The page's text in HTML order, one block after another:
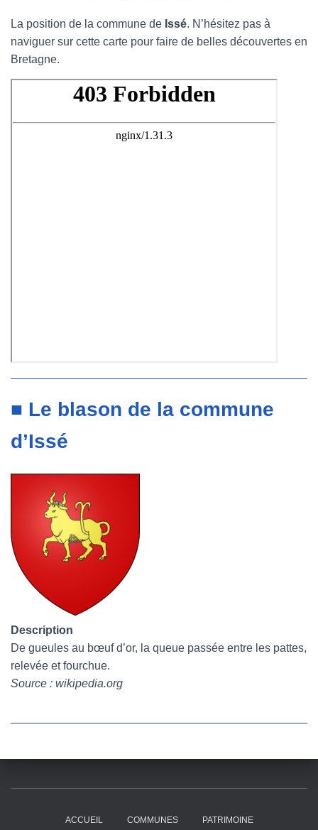
La position de la commune de Issé. N’hésitez pas à
naviguer sur cette carte pour faire de belles découvertes en
Bretagne.
■ Le blason de la commune
d’Issé
Description
De gueules au bœuf d’or, la queue passée entre les pattes,
relevée et fourchue.
Source : wikipedia.org
ACCUEIL COMMUNES PATRIMOINE